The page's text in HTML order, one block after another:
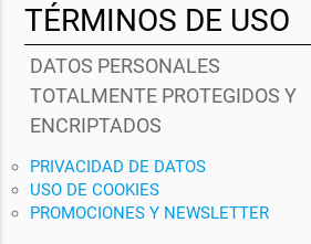
TÉRMINOS DE USO
DATOS PERSONALES
TOTALMENTE PROTEGIDOS Y
ENCRIPTADOS
PRIVACIDAD DE DATOS
USO DE COOKIES
PROMOCIONES Y NEWSLETTER